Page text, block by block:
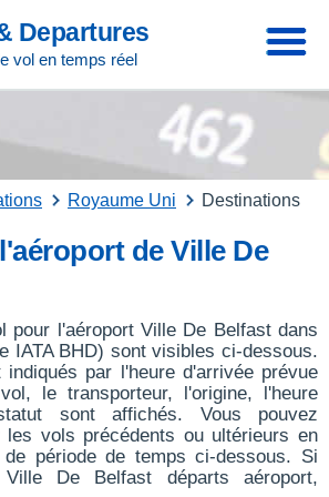
Departures
vol en temps réel
Royaume Uni Destinations
de Ville De
pour l'aéroport Ville De Belfast dans
IATA BHD) sont visibles ci-dessous.
par l'heure d'arrivée prévue
le transporteur, l'origine, l'heure
sont affichés. Vous pouvez
les vols précédents ou ultérieurs en
de période de temps ci-dessous. Si
De Belfast départs aéroport,